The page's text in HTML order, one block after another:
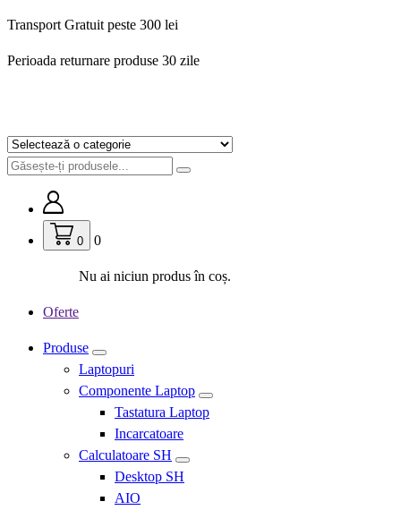
Sari
conținut
Transport Gratuit peste 300 lei
Perioada returnare produse 30 zile
0 0
Nu ai niciun produs în coș.
Oferte
Produse
Laptopuri
Componente Laptop
Tastatura Laptop
Incarcatoare
Calculatoare SH
Desktop SH
AIO